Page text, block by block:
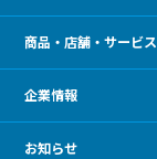
商品・店舗・サービス
企業情報
お知らせ